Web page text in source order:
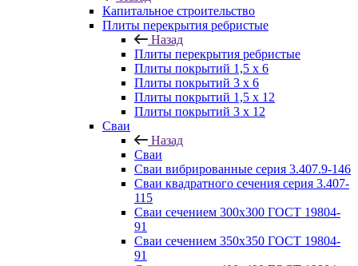
Капитальное строительство
Плиты перекрытия ребристые
Назад
Плиты перекрытия ребристые
Плиты покрытий 1,5 x 6
Плиты покрытий 3 x 6
Плиты покрытий 1,5 x 12
Плиты покрытий 3 x 12
Сваи
Назад
Сваи
Сваи вибрированные серия 3.407.9-146
Сваи квадратного сечения серия 3.407-
115
Сваи сечением 300х300 ГОСТ 19804-
91
Сваи сечением 350х350 ГОСТ 19804-
91